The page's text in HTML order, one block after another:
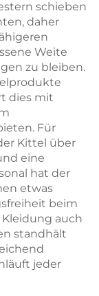
schieben
daher
Weite
zu bleiben.
dies mit
Für
Kittel über
eine
hat der
etwas
beim
Kleidung auch
standhält
jeder